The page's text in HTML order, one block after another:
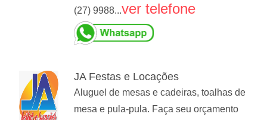
(27) 9988...ver telefone
JA Festas e Locações
Aluguel de mesas e cadeiras, toalhas de
mesa e pula-pula. Faça seu orçamento